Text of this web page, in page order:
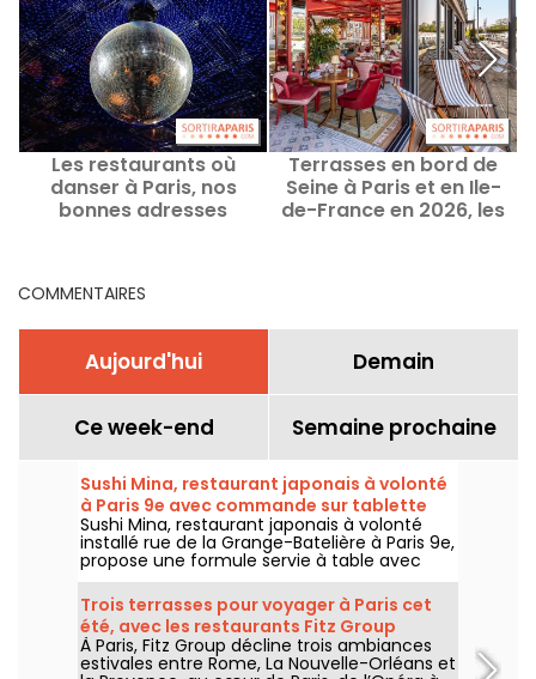
Les restaurants où
danser à Paris, nos
bonnes adresses
Terrasses en bord de
Seine à Paris et en Ile-
de-France en 2026, les
COMMENTAIRES
Aujourd'hui Demain
Ce week-end Semaine prochaine
Sushi Mina, restaurant japonais à volonté
à Paris 9e avec commande sur tablette
Sushi Mina, restaurant japonais à volonté
installé rue de la Grange-Batelière à Paris 9e,
propose une formule servie à table avec
commande sur tablette. Sushis, makis,
gyozas, brochettes et plats préparés à la
demande sont proposés midi et soir, du
mardi au dimanche.
Trois terrasses pour voyager à Paris cet
été, avec les restaurants Fitz Group
À Paris, Fitz Group décline trois ambiances
estivales entre Rome, La Nouvelle-Orléans et